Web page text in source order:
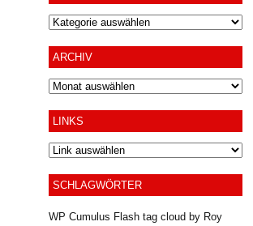
ARCHIV
Archiv
LINKS
SCHLAGWÖRTER
WP Cumulus Flash tag cloud by Roy